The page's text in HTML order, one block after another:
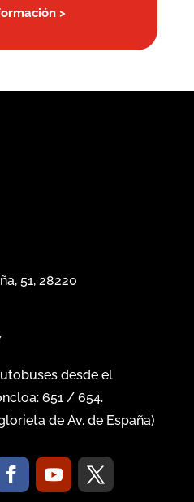
>
51, 28220
desde el
651/ 654.
de Av. de España)